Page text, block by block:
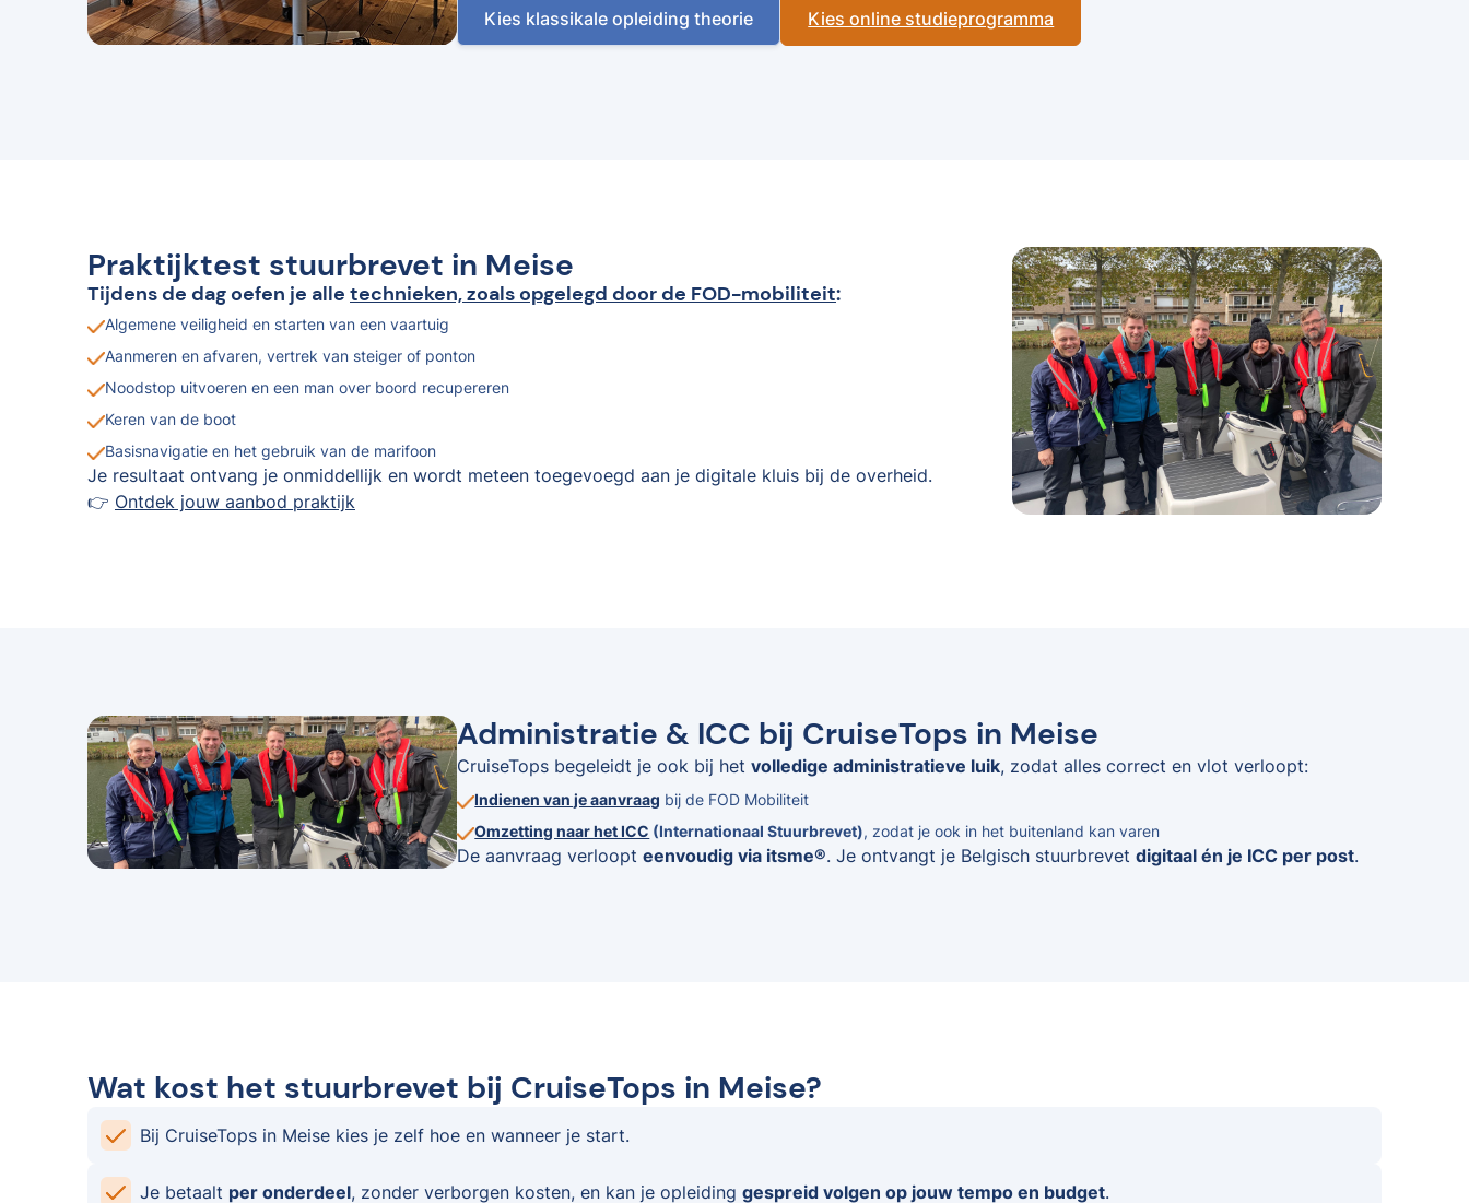
Kies klassikale opleiding theorie Kies online studieprogramma
Praktijktest stuurbrevet in Meise
Tijdens de dag oefen je alle technieken, zoals opgelegd door de FOD-mobiliteit:
Algemene veiligheid en starten van een vaartuig
Aanmeren en afvaren, vertrek van steiger of ponton
Noodstop uitvoeren en een man over boord recupereren
Keren van de boot
Basisnavigatie en het gebruik van de marifoon
Je resultaat ontvang je onmiddellijk en wordt meteen toegevoegd aan je digitale kluis bij de overheid.
👉 Ontdek jouw aanbod praktijk
Administratie & ICC bij CruiseTops in Meise
CruiseTops begeleidt je ook bij hetvolledige administratieve luik, zodat alles correct en vlot verloopt:
Indienen van je aanvraag bij de FOD Mobiliteit
Omzetting naar het ICC (Internationaal Stuurbrevet), zodat je ook in het buitenland kan varen
De aanvraag verloopteenvoudig via itsme®. Je ontvangt je Belgisch stuurbrevetdigitaal én je ICC per post.
Wat kost het stuurbrevet bij CruiseTops in Meise?
Bij CruiseTops in Meise kies je zelf hoe en wanneer je start.
Je betaalt per onderdeel, zonder verborgen kosten, en kan je opleiding gespreid volgen op jouw tempo en budget.